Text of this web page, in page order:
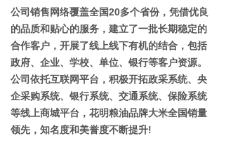
公司销售网络覆盖全国20多个省份，凭借优良
的品质和贴心的服务，建立了一批长期稳定的
合作客户，开展了线上线下有机的结合，包括
政府、企业、学校、单位、银行等客户资源。
公司依托互联网平台，积极开拓政采系统、央
企采购系统、银行系统、交通系统、保险系统
等线上商城平台，花明粮油品牌大米全国销量
领先，知名度和美誉度不断提升!